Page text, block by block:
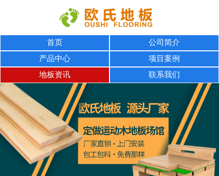
首页
公司简介
产品中心
项目案例
地板资讯
联系我们